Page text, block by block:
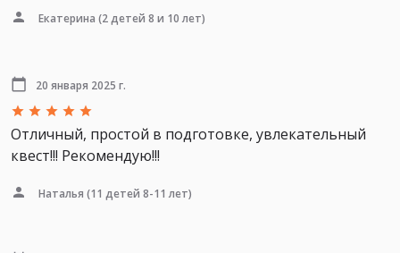
Екатерина (2 детей 8 и 10 лет)
20 января 2025 г.
Отличный, простой в подготовке, увлекательный
квест!!! Рекомендую!!!
Наталья (11 детей 8-11 лет)